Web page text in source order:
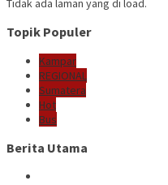
Tidak ada laman yang di load.
Topik Populer
Kampar
REGIONAL
Sumatera
Hot
Bus
Berita Utama